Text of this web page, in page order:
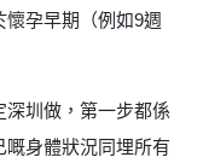
孕早期（例如9週
圳做，第一步都係
身體狀況同埋所有